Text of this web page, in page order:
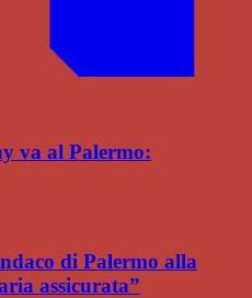
va al Palermo:
di Palermo alla
assicurata”